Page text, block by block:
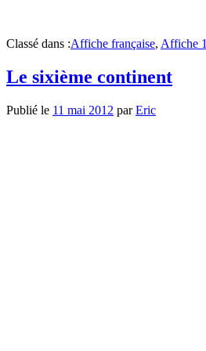
Classé dans :Affiche française, Affiche
Le sixième continent
Publié le 11 mai 2012 parEric